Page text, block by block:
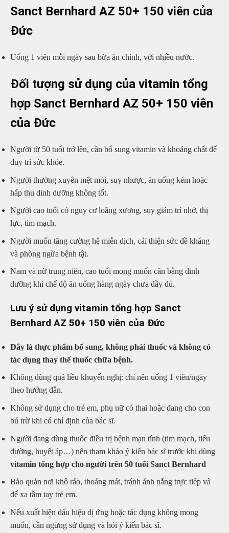
Sanct Bernhard AZ 50+ 150 viên của
Đức
Uống 1 viên mỗi ngày sau bữa ăn chính, với nhiều nước.
Đối tượng sử dụng của vitamin tổng
hợp Sanct Bernhard AZ 50+ 150 viên
của Đức
Người từ 50 tuổi trở lên, cần bổ sung vitamin và khoáng chất để
duy trì sức khỏe.
Người thường xuyên mệt mỏi, suy nhược, ăn uống kém hoặc
hấp thu dinh dưỡng không tốt.
Người cao tuổi có nguy cơ loãng xương, suy giảm trí nhớ, thị
lực, tim mạch.
Người muốn tăng cường hệ miễn dịch, cải thiện sức đề kháng
và phòng ngừa bệnh tật.
Nam và nữ trung niên, cao tuổi mong muốn cân bằng dinh
dưỡng khi chế độ ăn uống hàng ngày chưa đầy đủ.
Lưu ý sử dụng vitamin tổng hợp Sanct
Bernhard AZ 50+ 150 viên của Đức
Đây là thực phẩm bổ sung, không phải thuốc và không có
tác dụng thay thế thuốc chữa bệnh.
Không dùng quá liều khuyến nghị: chỉ nên uống 1 viên/ngày
theo hướng dẫn.
Không sử dụng cho trẻ em, phụ nữ có thai hoặc đang cho con
bú trừ khi có chỉ định của bác sĩ.
Người đang dùng thuốc điều trị bệnh mạn tính (tim mạch, tiểu
đường, huyết áp…) nên tham khảo ý kiến bác sĩ trước khi dùng
vitamin tổng hợp cho người trên 50 tuổi Sanct Bernhard
Bảo quản nơi khô ráo, thoáng mát, tránh ánh nắng trực tiếp và
để xa tầm tay trẻ em.
Nếu xuất hiện dấu hiệu dị ứng hoặc tác dụng không mong
muốn, cần ngừng sử dụng và hỏi ý kiến bác sĩ.